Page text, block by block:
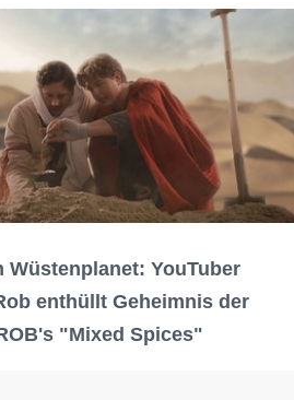
Wüstenplanet: YouTuber
enthüllt Geheimnis der
"Mixed Spices"